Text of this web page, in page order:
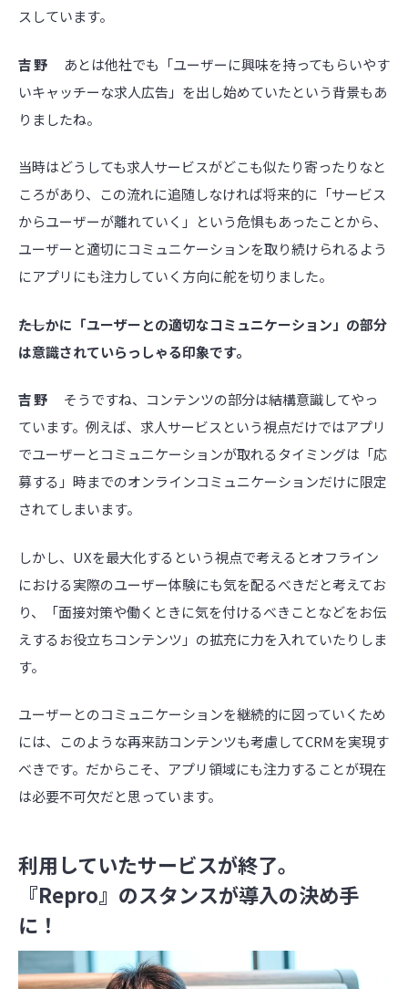
スしています。
吉野
あとは他社でも「ユーザーに興味を持ってもらいやす
いキャッチーな求人広告」を出し始めていたという背景もあ
りましたね。
当時はどうしても求人サービスがどこも似たり寄ったりなと
ころがあり、この流れに追随しなければ将来的に「サービス
からユーザーが離れていく」という危惧もあったことから、
ユーザーと適切にコミュニケーションを取り続けられるよう
にアプリにも注力していく方向に舵を切りました。
――たしかに「ユーザーとの適切なコミュニケーション」の部分
は意識されていらっしゃる印象です。
吉野 そうですね、コンテンツの部分は結構意識してやっ
ています。例えば、求人サービスという視点だけではアプリ
でユーザーとコミュニケーションが取れるタイミングは「応
募する」時までのオンラインコミュニケーションだけに限定
されてしまいます。
しかし、UXを最大化するという視点で考えるとオフライン
における実際のユーザー体験にも気を配るべきだと考えてお
り、「面接対策や働くときに気を付けるべきことなどをお伝
えするお役立ちコンテンツ」の拡充に力を入れていたりしま
す。
ユーザーとのコミュニケーションを継続的に図っていくため
には、このような再来訪コンテンツも考慮してCRMを実現す
べきです。だからこそ、アプリ領域にも注力することが現在
は必要不可欠だと思っています。
利用していたサービスが終了。
『Repro』のスタンスが導入の決め手
に！